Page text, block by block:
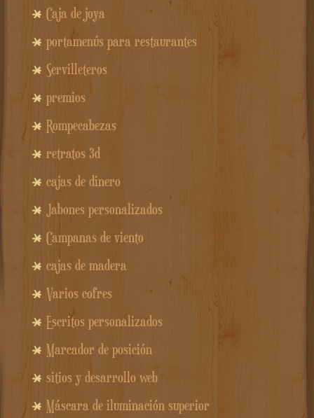
Caja de joya
portamenús para restaurantes
Servilleteros
premios
Rompecabezas
retratos 3d
cajas de dinero
Jabones personalizados
Campanas de viento
cajas de madera
Varios cofres
Escritos personalizados
Marcador de posición
sitios y desarrollo web
Máscara de iluminación superior